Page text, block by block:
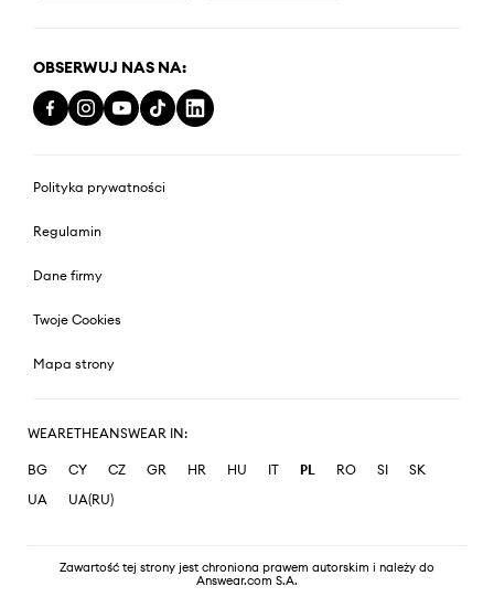
OBSERWUJ NAS NA:
Polityka prywatności
Regulamin
Dane firmy
Twoje Cookies
Mapa strony
WEARETHEANSWEAR IN:
BG CY CZ GR HR HU IT PL RO SI
SK
UA
UA(RU)
Zawartość tej strony jest chroniona prawem autorskim i należy do
Answear.com S.A.